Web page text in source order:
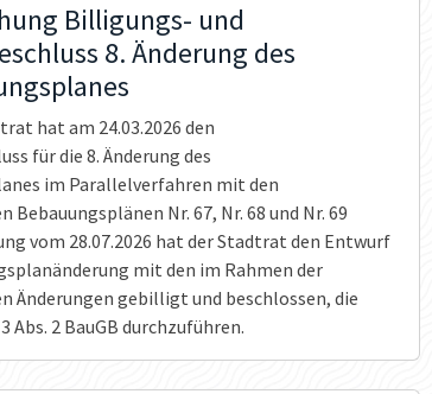
Billigungs- und
8. Änderung des
hat am 24.03.2026 den
für die 8. Änderung des
im Parallelverfahren mit den
Bebauungsplänen Nr. 67, Nr. 68 und Nr. 69
vom 28.07.2026 hat der Stadtrat den Entwurf
mit den im Rahmen der
Änderungen gebilligt und beschlossen, die
Abs. 2 BauGB durchzuführen.